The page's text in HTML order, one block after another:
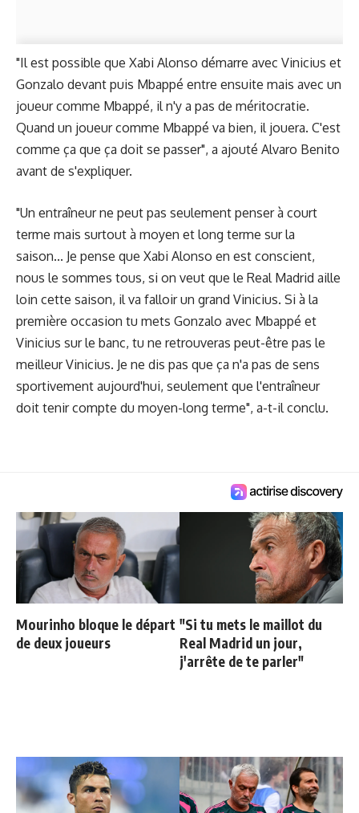
"Il est possible que Xabi Alonso démarre avec Vinicius et
Gonzalo devant puis Mbappé entre ensuite mais avec un
joueur comme Mbappé, il n'y a pas de méritocratie.
Quand un joueur comme Mbappé va bien, il jouera. C'est
comme ça que ça doit se passer", a ajouté Alvaro Benito
avant de s'expliquer.
"Un entraîneur ne peut pas seulement penser à court
terme mais surtout à moyen et long terme sur la
saison... Je pense que Xabi Alonso en est conscient,
nous le sommes tous, si on veut que le Real Madrid aille
loin cette saison, il va falloir un grand Vinicius. Si à la
première occasion tu mets Gonzalo avec Mbappé et
Vinicius sur le banc, tu ne retrouveras peut-être pas le
meilleur Vinicius. Je ne dis pas que ça n'a pas de sens
sportivement aujourd'hui, seulement que l'entraîneur
doit tenir compte du moyen-long terme", a-t-il conclu.
Mourinho bloque le départ
de deux joueurs
"Si tu mets le maillot du
Real Madrid un jour,
j'arrête de te parler"